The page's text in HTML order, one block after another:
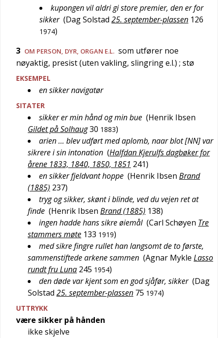
kupongen vil aldri gi store premier, den er for
sikker (Dag Solstad 25. september-plassen 126
1974)
3 OM PERSON, DYR, ORGAN E.L. som utfører noe
nøyaktig, presist (uten vakling, slingring e.l.) ; stø
EKSEMPEL
en sikker navigatør
SITATER
sikker er min hånd og min bue (Henrik Ibsen
Gildet på Solhaug30 1883)
arien … blev udført med aplomb, naar blot [NN] var
sikrere i sin intonation (Halfdan Kjerulfs dagbøker for
årene 1833, 1840, 1850, 1851 241)
en sikker fjeldvant hoppe (Henrik Ibsen Brand
(1885) 237)
tryg og sikker, skønt i blinde, ved du vejen ret at
finde (Henrik Ibsen Brand (1885) 138)
ingen hadde hans sikre øiemål (Carl Schøyen Tre
stammers møte 133 1919)
med sikre fingre rullet han langsomt de to første,
sammenstiftede arkene sammen (Agnar Mykle Lasso
rundt fru Luna 245 1954)
den døde var kjent som en god sjåfør, sikker (Dag
Solstad 25. september-plassen 75 1974)
UTTRYKK
være sikker på hånden
ikke skjelve